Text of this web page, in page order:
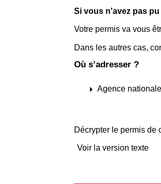
Si vous n'avez pas
Votre permis va vous
Dans les autres cas,
Où s’adresser ?
arrow_rightAgence
Décrypter le permis de
Voir la version texte